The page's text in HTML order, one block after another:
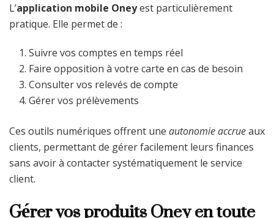
L’application mobile Oneyest particulièrement
pratique. Elle permet de :
Suivre vos comptes en temps réel
Faire opposition à votre carte en cas de besoin
Consulter vos relevés de compte
Gérer vos prélèvements
Ces outils numériques offrent une autonomie accrueaux
clients, permettant de gérer facilement leurs finances
sans avoir à contacter systématiquement le service
client.